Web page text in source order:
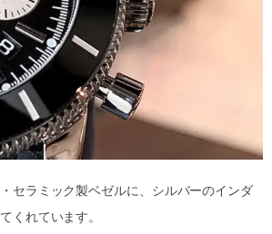
セラミック製ベゼルに、シルバーのインダ
くれています。